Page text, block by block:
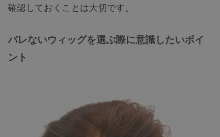
確認しておくことは大切です。
バレないウィッグを選ぶ際に意識したいポイ
ント